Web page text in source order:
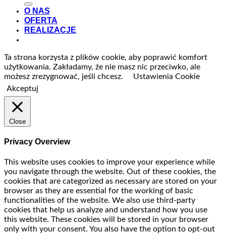
O NAS
OFERTA
REALIZACJE
Ta strona korzysta z plików cookie, aby poprawić komfort
użytkowania. Zakładamy, że nie masz nic przeciwko, ale
możesz zrezygnować, jeśli chcesz.
Ustawienia Cookie
Akceptuj
Close
Privacy Overview
This website uses cookies to improve your experience while
you navigate through the website. Out of these cookies, the
cookies that are categorized as necessary are stored on your
browser as they are essential for the working of basic
functionalities of the website. We also use third-party
cookies that help us analyze and understand how you use
this website. These cookies will be stored in your browser
only with your consent. You also have the option to opt-out